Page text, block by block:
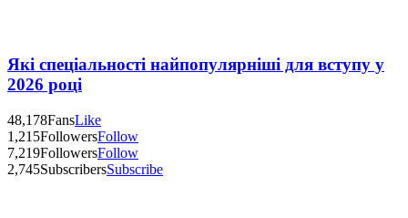
Які спеціальності найпопулярніші для вступу у
2026 році
48,178FansLike
1,215FollowersFollow
7,219FollowersFollow
2,745SubscribersSubscribe